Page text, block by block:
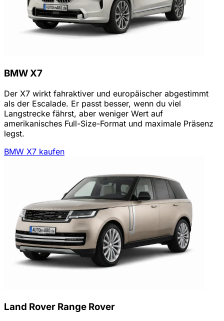
BMW X7
Der X7 wirkt fahraktiver und europäischer abgestimmt
als der Escalade. Er passt besser, wenn du viel
Langstrecke fährst, aber weniger Wert auf
amerikanisches Full-Size-Format und maximale Präsenz
legst.
BMW X7 kaufen
Land Rover Range Rover